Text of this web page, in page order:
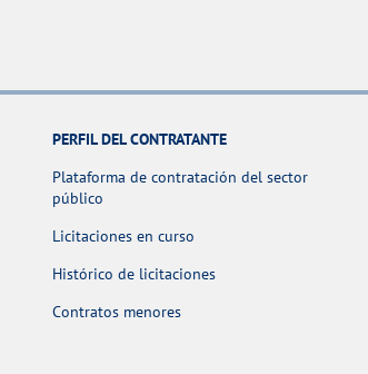
PERFIL DEL CONTRATANTE
Plataforma de contratación del sector
público
Licitaciones en curso
Histórico de licitaciones
Contratos menores